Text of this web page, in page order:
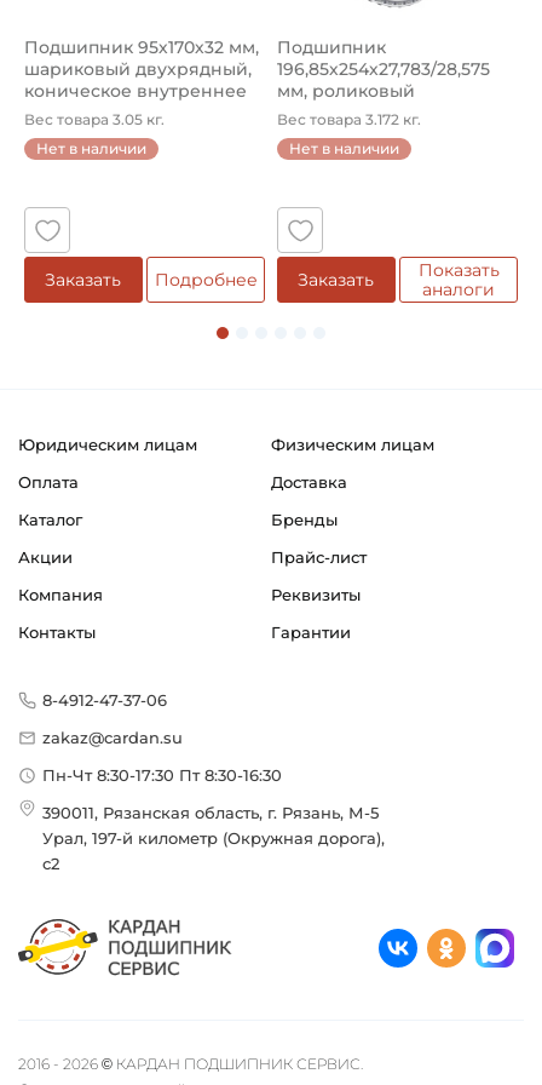
Подшипник 95х170х32 мм,
шариковый двухрядный,
коническое внутреннее
кол...
Вес товара 3.05 кг.
Нет в наличии
Заказать Подробнее
Подшипник
196,85х254х27,783/28,575
мм, роликовый
однорядный конический
...
Вес товара 3.172 кг.
Нет в наличии
Заказать
Показать
аналоги
Юридическим лицам
Физическим лицам
Оплата
Доставка
Каталог
Бренды
Акции
Прайс-лист
Компания
Реквизиты
Контакты
Гарантии
8-4912-47-37-06
zakaz@cardan.su
Пн-Чт 8:30-17:30 Пт 8:30-16:30
390011, Рязанская область, г. Рязань, М-5
Урал, 197-й километр (Окружная дорога),
с2
2016 - 2026 © КАРДАН ПОДШИПНИК СЕРВИС.